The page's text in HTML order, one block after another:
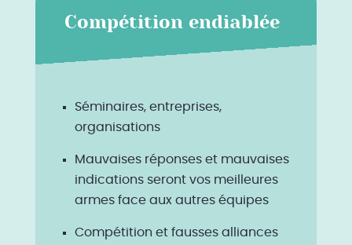
Compétition endiablée
Séminaires, entreprises,
organisations
Mauvaises réponses et mauvaises
indications seront vos meilleures
armes face aux autres équipes
Compétition et fausses alliances